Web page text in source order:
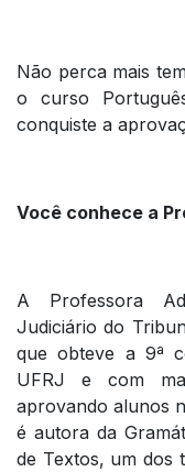
Não perca mais
o curso
conquiste a
Você conhece a
A Professora
Judiciário do
que obteve a 9ª
UFRJ e com
aprovando alunos
é autora da
de Textos, um dos